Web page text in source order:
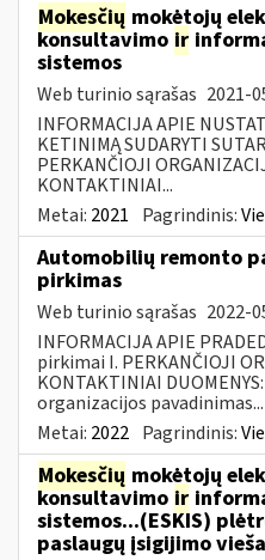
Mokesčių mokėtojų
konsultavimo ir
sistemos
Web turinio sąrašas 2021-
INFORMACIJA APIE
KETINIMĄ SUDARYTI
PERKANČIOJI
KONTAKTINIAI...
Metai: 2021 Pagrindinis:
Automobilių remonto
pirkimas
Web turinio sąrašas 2022-
INFORMACIJA APIE
pirkimai I. PERKANČIOJI
KONTAKTINIAI
organizacijos pavadinimas...
Metai: 2022 Pagrindinis:
Mokesčių mokėtojų
konsultavimo ir
sistemos...(ESKIS)
paslaugų įsigijimo